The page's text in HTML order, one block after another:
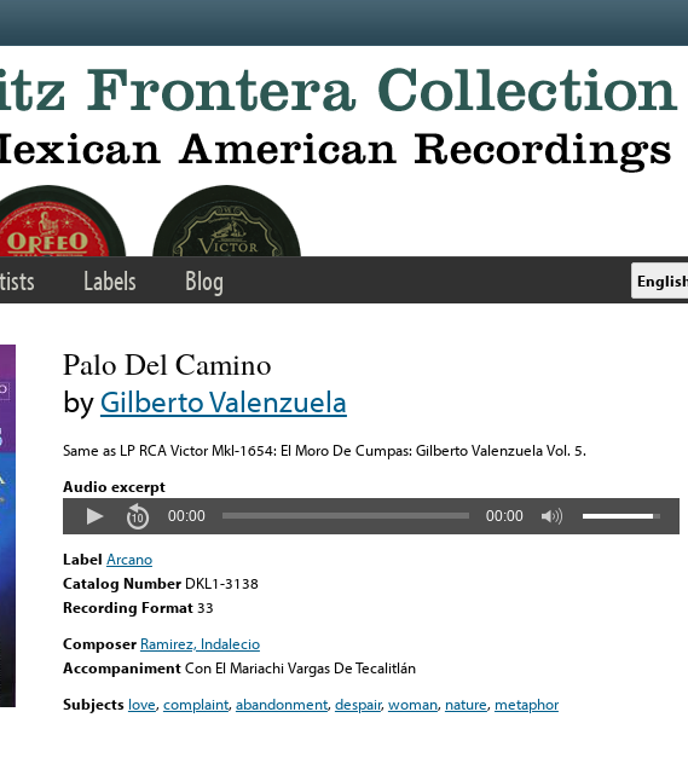
Labels Blog
Palo Del Camino
byGilberto Valenzuela
Same as LP RCA Victor Mkl-1654: El Moro De Cumpas: Gilberto Valenzuela Vol. 5.
Audio excerpt
00:00 00:00
Label Arcano
Catalog Number DKL1-3138
Recording Format33
Composer Ramirez, Indalecio
AccompanimentCon El Mariachi Vargas De Tecalitlán
Subjects love,complaint,abandonment,despair,woman, nature, metaphor